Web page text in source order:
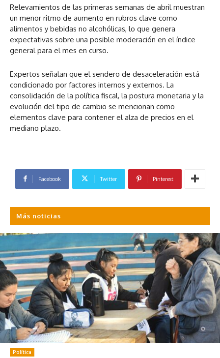
Relevamientos de las primeras semanas de abril muestran
un menor ritmo de aumento en rubros clave como
alimentos y bebidas no alcohólicas, lo que genera
expectativas sobre una posible moderación en el índice
general para el mes en curso.
Expertos señalan que el sendero de desaceleración está
condicionado por factores internos y externos. La
consolidación de la política fiscal, la postura monetaria y la
evolución del tipo de cambio se mencionan como
elementos clave para contener el alza de precios en el
mediano plazo.
Facebook Twitter Pinterest
Más noticias
Política